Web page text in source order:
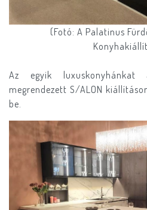
(Fotó: A Palatinus
Az egyik luxuskonyhánkat
megrendezett S/ALON
be.